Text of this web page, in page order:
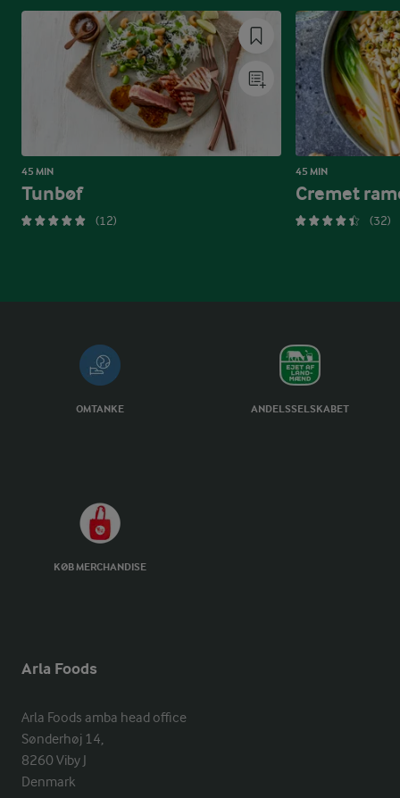
45 MIN
Tunbøf
(12)
45 MIN
Cremet
(32)
OMTANKE ANDELSSELSKABET
KØB MERCHANDISE
Arla Foods
Arla Foods amba head office
Sønderhøj 14,
8260 Viby J
Denmark